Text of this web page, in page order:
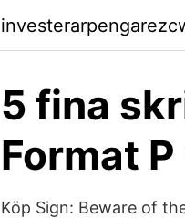
5 fina
Format
Köp Sign: Beware of